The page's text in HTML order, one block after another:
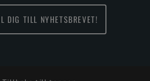
DIG TILL NYHETSBREVET!